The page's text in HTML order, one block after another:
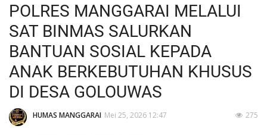
Beranda
Binkam
Kapolres Manggarai Imbau Masyarakat Waspada Cuaca
Kapolres Manggarai Imbau Masyarakat Waspada Cuaca
Reskrim
Lantas
POLRES MANGGARAI MELALUI
SAT BINMAS SALURKAN
BANTUAN SOSIAL KEPADA
ANAK BERKEBUTUHAN KHUSUS
DI DESA GOLOUWAS
HUMAS MANGGARAI Mei 25, 2026 12:47 275